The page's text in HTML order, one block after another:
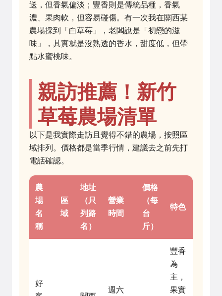
送，但香氣偏淡；豐香則是傳統品種，香氣
濃、果肉軟，但容易碰傷。有一次我在關西某
農場採到「白草莓」，老闆說是「初戀的滋
味」，其實就是沒熟透的香水，甜度低，但帶
點水蜜桃味。
親訪推薦！新竹
草莓農場清單
以下是我實際走訪且覺得不錯的農場，按照區
域排列。價格都是當季行情，建議去之前先打
電話確認。
農
場
名
稱
區
域
地址
（只
列路
名）
營業
時間
價格
（每
台
斤）
特色
好
週六
豐香
為
主，
果實